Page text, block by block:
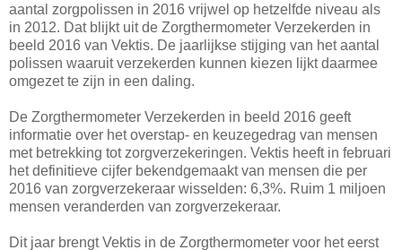
aantal zorgpolissen in 2016 vrijwel op hetzelfde niveau als
in 2012. Dat blijkt uit de Zorgthermometer Verzekerden in
beeld 2016 van Vektis. De jaarlijkse stijging van het aantal
polissen waaruit verzekerden kunnen kiezen lijkt daarmee
omgezet te zijn in een daling.
De Zorgthermometer Verzekerden in beeld 2016 geeft
informatie over het overstap- en keuzegedrag van mensen
met betrekking tot zorgverzekeringen. Vektis heeft in februari
het definitieve cijfer bekendgemaakt van mensen die per
2016 van zorgverzekeraar wisselden: 6,3%. Ruim 1 miljoen
mensen veranderden van zorgverzekeraar.
Dit jaar brengt Vektis in de Zorgthermometer voor het eerst